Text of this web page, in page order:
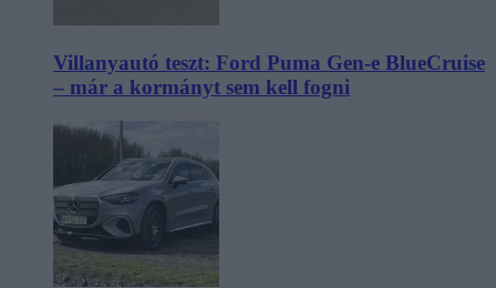
Villanyautó teszt: Ford Puma Gen-e BlueCruise
– már a kormányt sem kell fogni